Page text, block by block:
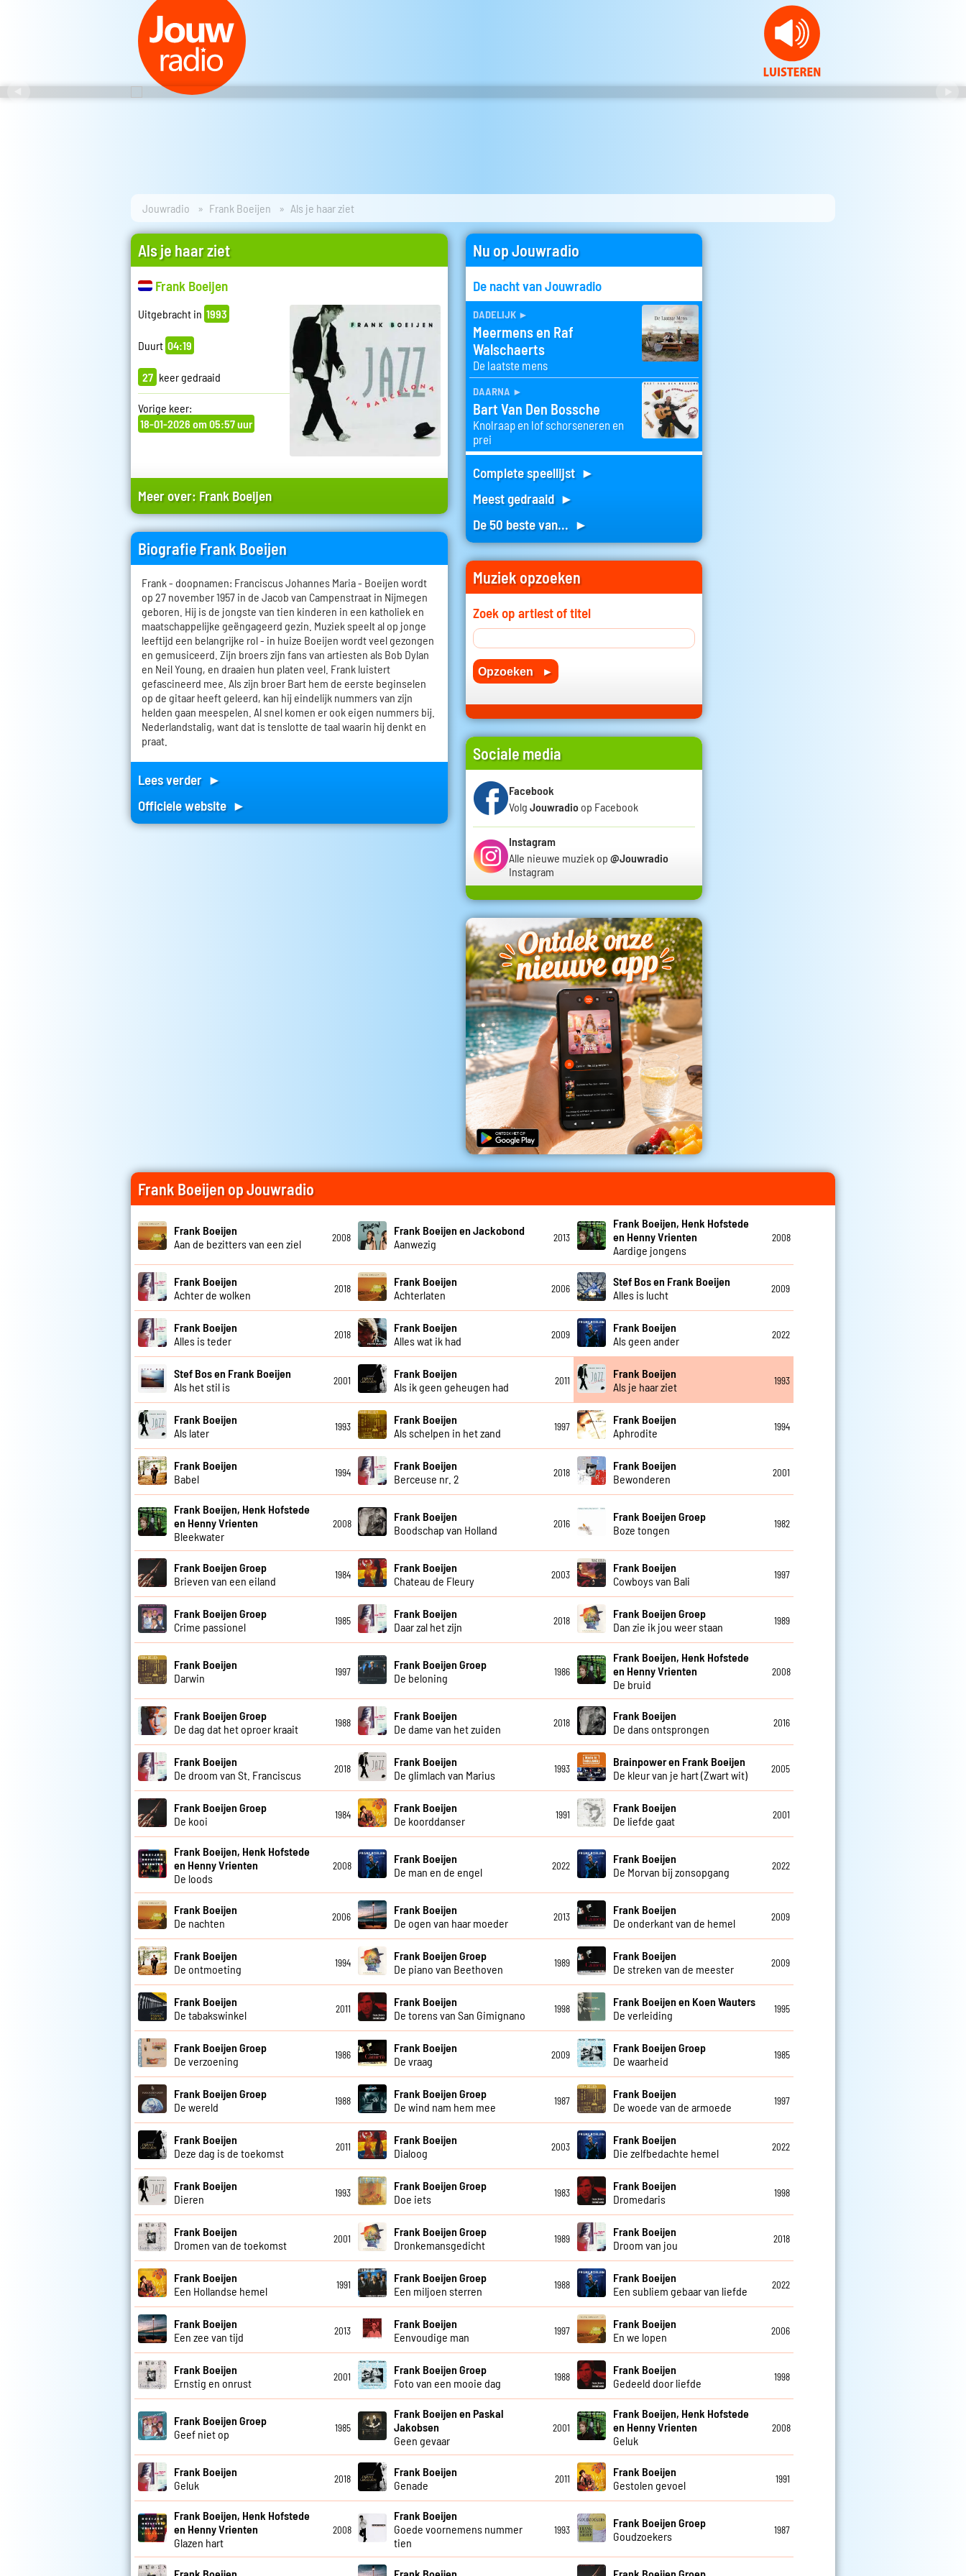
Jouwradio Frank Boeijen Als je haar ziet
Als je haar ziet
Frank Boeijen
Uitgebracht in 1993
Duurt 04:19
27 keer gedraaid
Vorige keer:
18-01-2026 om 05:57 uur
Meer over: Frank Boeijen
Biografie Frank Boeijen
Frank - doopnamen: Franciscus Johannes Maria - Boeijen wordt
op 27 november 1957 in de Jacob van Campenstraat in Nijmegen
geboren. Hij is de jongste van tien kinderen in een katholiek en
maatschappelijke geëngageerd gezin. Muziek speelt al op jonge
leeftijd een belangrijke rol - in huize Boeijen wordt veel gezongen
en gemusiceerd. Zijn broers zijn fans van artiesten als Bob Dylan
en Neil Young, en draaien hun platen veel. Frank luistert
gefascineerd mee. Als zijn broer Bart hem de eerste beginselen
op de gitaar heeft geleerd, kan hij eindelijk nummers van zijn
helden gaan meespelen. Al snel komen er ook eigen nummers bij.
Nederlandstalig, want dat is tenslotte de taal waarin hij denkt en
praat.
Lees verder ►
Officiele website ►
Nu op Jouwradio
De nacht van Jouwradio
dadelijk ►
Meermens en Raf
Walschaerts
De laatste mens
daarna ►
Bart Van Den Bossche
Knolraap en lof schorseneren en
prei
Complete speellijst ►
Meest gedraaid ►
De 50 beste van... ►
Muziek opzoeken
Zoek op artiest of titel
Sociale media
Facebook
Volg Jouwradio op Facebook
Instagram
Alle nieuwe muziek op @Jouwradio
Instagram
Frank Boeijen op Jouwradio
Frank Boeijen
Aan de bezitters van een ziel
2008
Frank Boeijen en Jackobond
Aanwezig
2013
Frank Boeijen, Henk Hofstede
en Henny Vrienten
Aardige jongens
2008
Frank Boeijen
Achter de wolken
2018
Frank Boeijen
Achterlaten
2006
Stef Bos en Frank Boeijen
Alles is lucht
2009
Frank Boeijen
Alles is teder
2018
Frank Boeijen
Alles wat ik had
2009
Frank Boeijen
Als geen ander
2022
Stef Bos en Frank Boeijen
Als het stil is
2001
Frank Boeijen
Als ik geen geheugen had
2011
Frank Boeijen
Als je haar ziet
1993
Frank Boeijen
Als later
1993
Frank Boeijen
Als schelpen in het zand
1997
Frank Boeijen
Aphrodite
1994
Frank Boeijen
Babel
1994
Frank Boeijen
Berceuse nr. 2
2018
Frank Boeijen
Bewonderen
2001
Frank Boeijen, Henk Hofstede
en Henny Vrienten
Bleekwater
2008
Frank Boeijen
Boodschap van Holland
2016
Frank Boeijen Groep
Boze tongen
1982
Frank Boeijen Groep
Brieven van een eiland
1984
Frank Boeijen
Chateau de Fleury
2003
Frank Boeijen
Cowboys van Bali
1997
Frank Boeijen Groep
Crime passionel
1985
Frank Boeijen
Daar zal het zijn
2018
Frank Boeijen Groep
Dan zie ik jou weer staan
1989
Frank Boeijen
Darwin
1997
Frank Boeijen Groep
De beloning
1986
Frank Boeijen, Henk Hofstede
en Henny Vrienten
De bruid
2008
Frank Boeijen Groep
De dag dat het oproer kraait
1988
Frank Boeijen
De dame van het zuiden
2018
Frank Boeijen
De dans ontsprongen
2016
Frank Boeijen
De droom van St. Franciscus
2018
Frank Boeijen
De glimlach van Marius
1993
Brainpower en Frank Boeijen
De kleur van je hart (Zwart wit)
2005
Frank Boeijen Groep
De kooi
1984
Frank Boeijen
De koorddanser
1991
Frank Boeijen
De liefde gaat
2001
Frank Boeijen, Henk Hofstede
en Henny Vrienten
De loods
2008
Frank Boeijen
De man en de engel
2022
Frank Boeijen
De Morvan bij zonsopgang
2022
Frank Boeijen
De nachten
2006
Frank Boeijen
De ogen van haar moeder
2013
Frank Boeijen
De onderkant van de hemel
2009
Frank Boeijen
De ontmoeting
1994
Frank Boeijen Groep
De piano van Beethoven
1989
Frank Boeijen
De streken van de meester
2009
Frank Boeijen
De tabakswinkel
2011
Frank Boeijen
De torens van San Gimignano
1998
Frank Boeijen en Koen Wauters
De verleiding
1995
Frank Boeijen Groep
De verzoening
1986
Frank Boeijen
De vraag
2009
Frank Boeijen Groep
De waarheid
1985
Frank Boeijen Groep
De wereld
1988
Frank Boeijen Groep
De wind nam hem mee
1987
Frank Boeijen
De woede van de armoede
1997
Frank Boeijen
Deze dag is de toekomst
2011
Frank Boeijen
Dialoog
2003
Frank Boeijen
Die zelfbedachte hemel
2022
Frank Boeijen
Dieren
1993
Frank Boeijen Groep
Doe iets
1983
Frank Boeijen
Dromedaris
1998
Frank Boeijen
Dromen van de toekomst
2001
Frank Boeijen Groep
Dronkemansgedicht
1989
Frank Boeijen
Droom van jou
2018
Frank Boeijen
Een Hollandse hemel
1991
Frank Boeijen Groep
Een miljoen sterren
1988
Frank Boeijen
Een subliem gebaar van liefde
2022
Frank Boeijen
Een zee van tijd
2013
Frank Boeijen
Eenvoudige man
1997
Frank Boeijen
En we lopen
2006
Frank Boeijen
Ernstig en onrust
2001
Frank Boeijen Groep
Foto van een mooie dag
1988
Frank Boeijen
Gedeeld door liefde
1998
Frank Boeijen Groep
Geef niet op
1985
Frank Boeijen en Paskal
Jakobsen
Geen gevaar
2001
Frank Boeijen, Henk Hofstede
en Henny Vrienten
Geluk
2008
Frank Boeijen
Geluk
2018
Frank Boeijen
Genade
2011
Frank Boeijen
Gestolen gevoel
1991
Frank Boeijen, Henk Hofstede
en Henny Vrienten
Glazen hart
2008
Frank Boeijen
Goede voornemens nummer
tien
1993
Frank Boeijen Groep
Goudzoekers
1987